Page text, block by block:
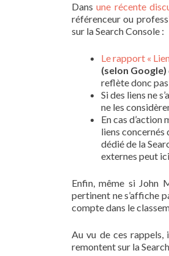
Dansune récente
référenceur ou
sur la Search Console :
Le rapport «
(selon Google)
reflète donc
Si des liens ne
ne les
En cas d’action
liens concernés
dédié de la
externes peut
Enfin, même si John
pertinent ne s’affiche
compte dans le
Au vu de ces
remontent sur la